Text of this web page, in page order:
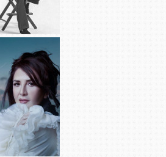
دانلود آهنگ جديد